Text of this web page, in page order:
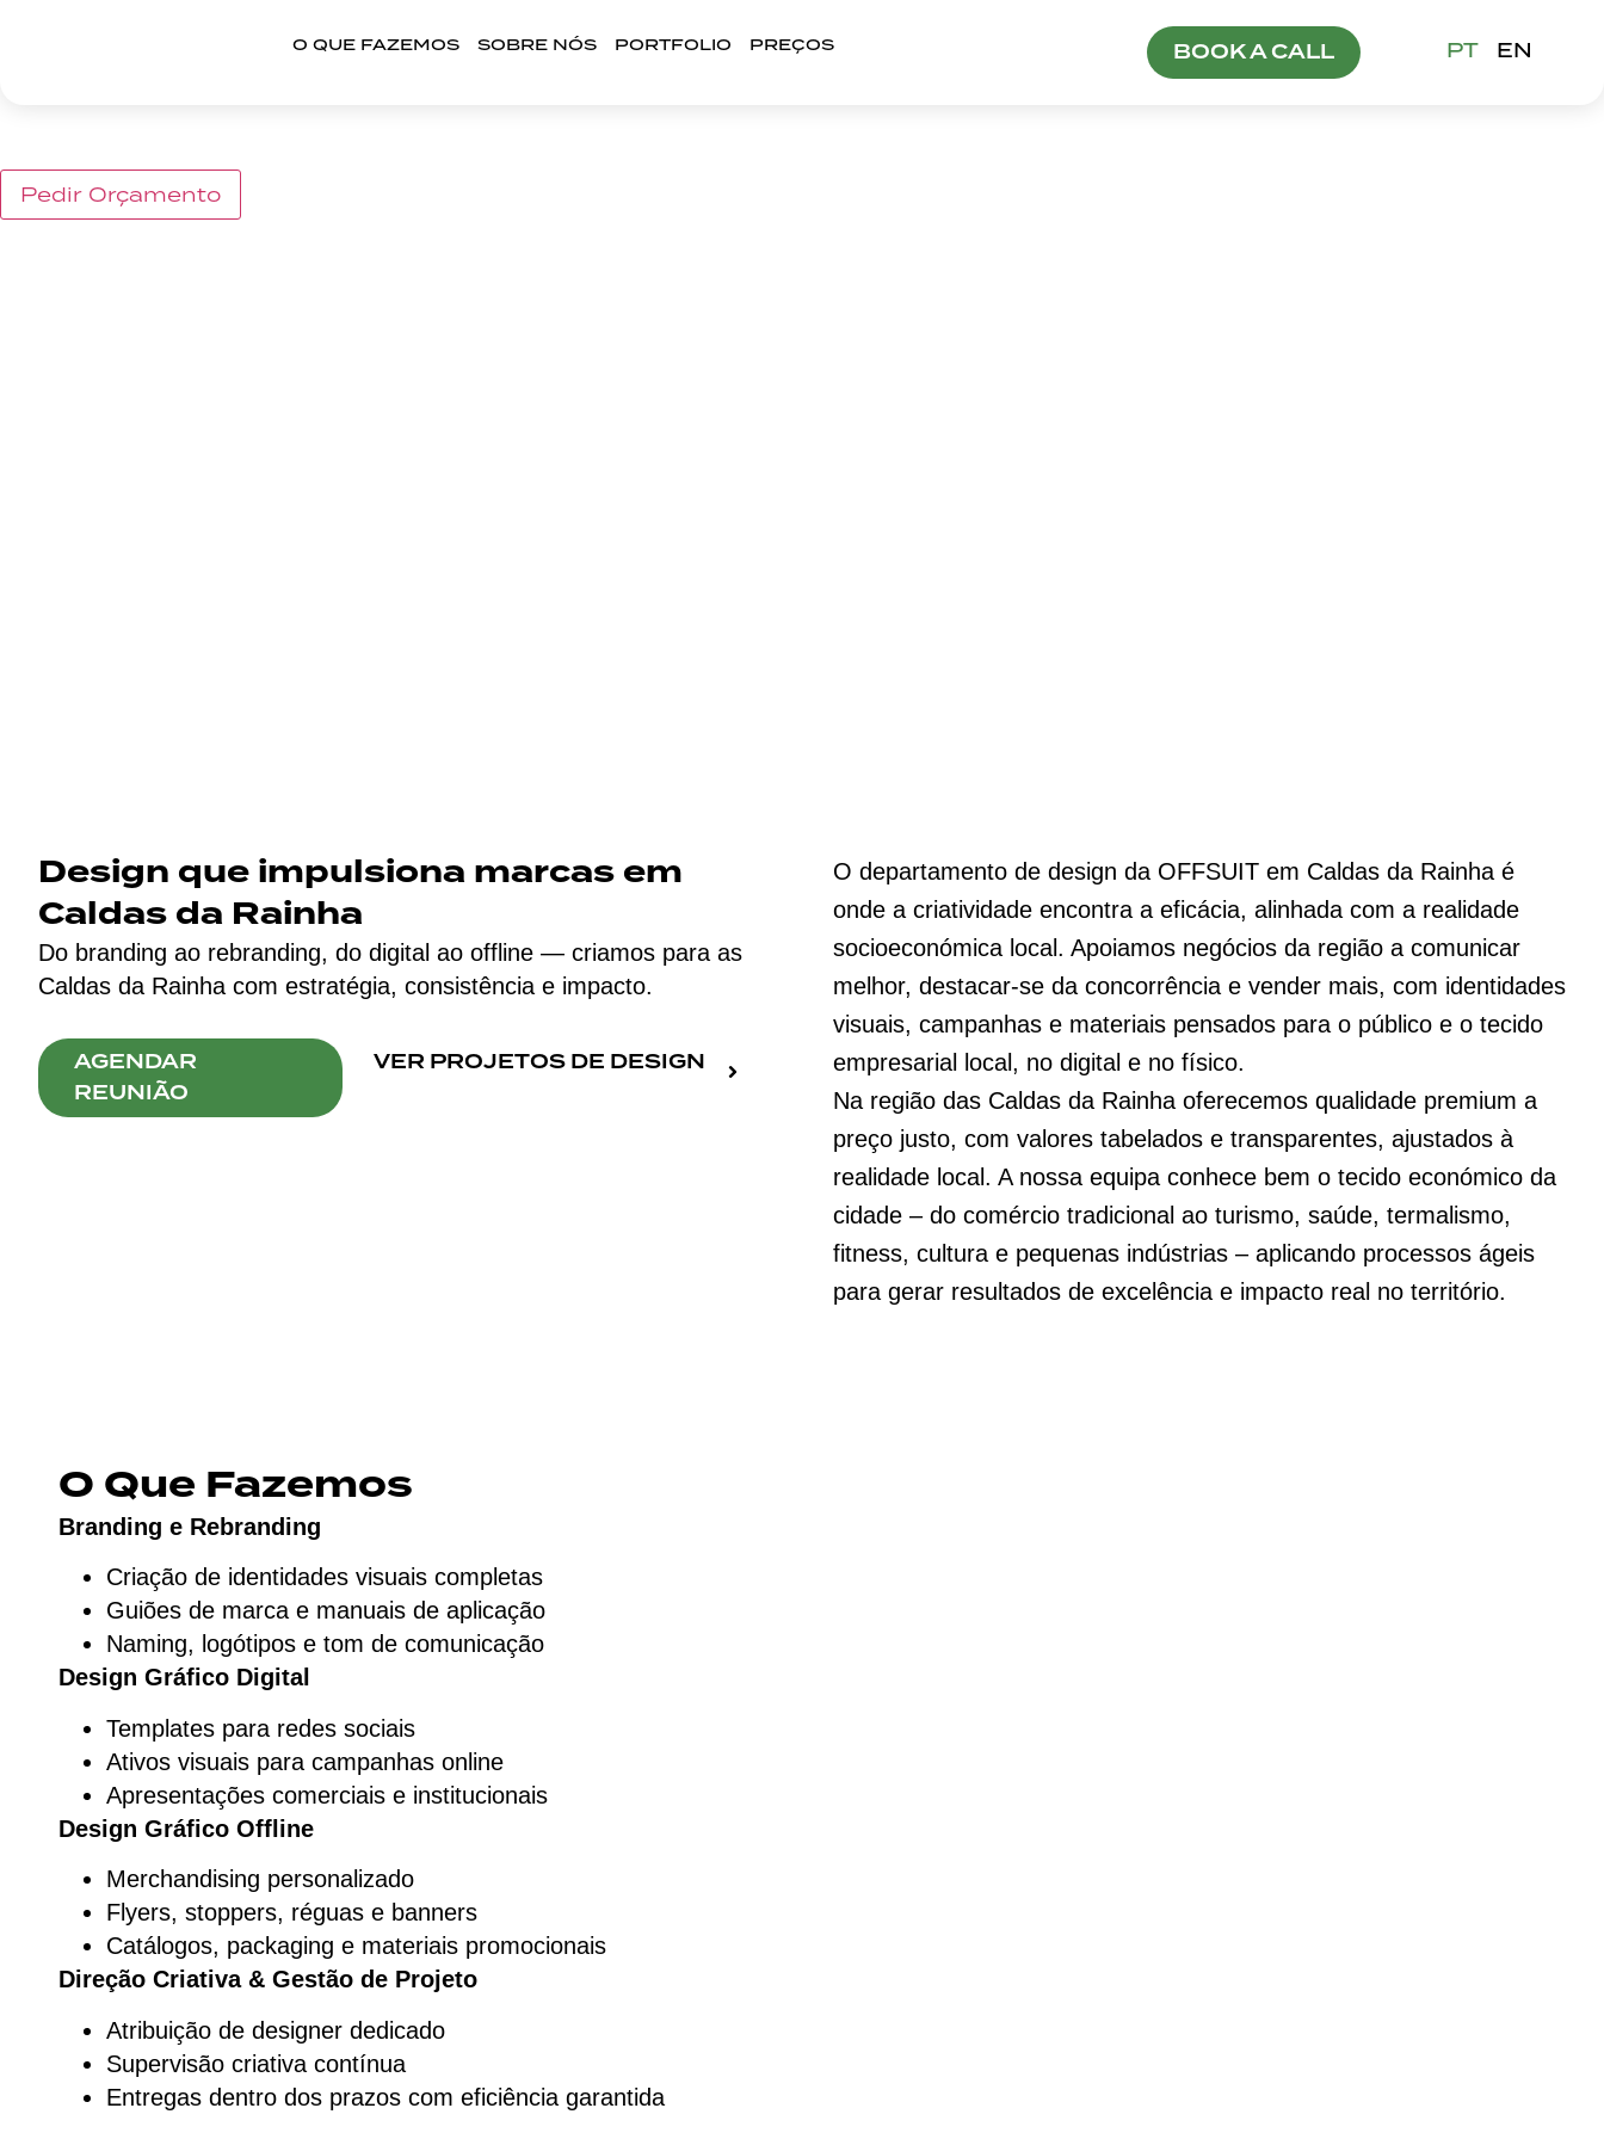
O QUE FAZEMOS SOBRE NÓS PORTFOLIO PREÇOS BOOK A CALL PT EN
Pedir Orçamento
Design que impulsiona marcas em
Caldas da Rainha
Do branding ao rebranding, do digital ao offline — criamos para as
Caldas da Rainha com estratégia, consistência e impacto.
AGENDAR
REUNIÃO
VER PROJETOS DE DESIGN
O departamento de design da OFFSUIT em Caldas da Rainha é
onde a criatividade encontra a eficácia, alinhada com a realidade
socioeconómica local. Apoiamos negócios da região a comunicar
melhor, destacar-se da concorrência e vender mais, com identidades
visuais, campanhas e materiais pensados para o público e o tecido
empresarial local, no digital e no físico.
Na região das Caldas da Rainha oferecemos qualidade premium a
preço justo, com valores tabelados e transparentes, ajustados à
realidade local. A nossa equipa conhece bem o tecido económico da
cidade – do comércio tradicional ao turismo, saúde, termalismo,
fitness, cultura e pequenas indústrias – aplicando processos ágeis
para gerar resultados de excelência e impacto real no território.
O Que Fazemos
Branding e Rebranding
Criação de identidades visuais completas
Guiões de marca e manuais de aplicação
Naming, logótipos e tom de comunicação
Design Gráfico Digital
Templates para redes sociais
Ativos visuais para campanhas online
Apresentações comerciais e institucionais
Design Gráfico Offline
Merchandising personalizado
Flyers, stoppers, réguas e banners
Catálogos, packaging e materiais promocionais
Direção Criativa & Gestão de Projeto
Atribuição de designer dedicado
Supervisão criativa contínua
Entregas dentro dos prazos com eficiência garantida